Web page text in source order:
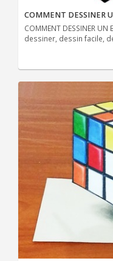
COMMENT DESSINER
COMMENT DESSINER
dessiner, dessin facile,